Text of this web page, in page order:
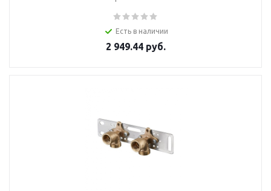
Есть в наличии
2 949.44 руб.